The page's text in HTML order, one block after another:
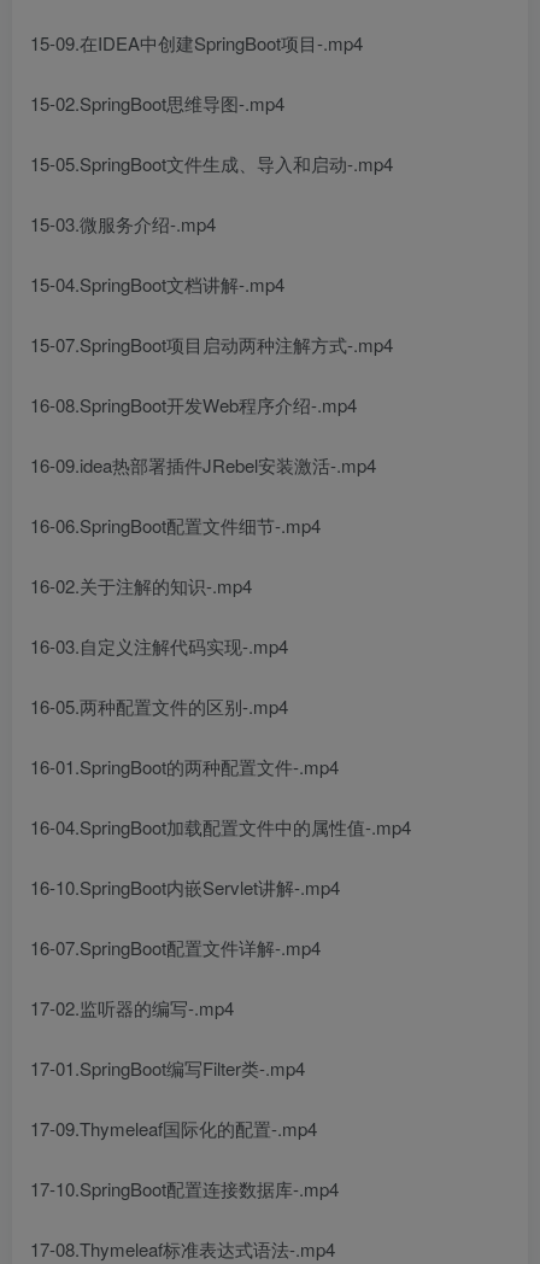
15-09.在IDEA中创建SpringBoot项目-.mp4
15-02.SpringBoot思维导图-.mp4
15-05.SpringBoot文件生成、导入和启动-.mp4
15-03.微服务介绍-.mp4
15-04.SpringBoot文档讲解-.mp4
15-07.SpringBoot项目启动两种注解方式-.mp4
16-08.SpringBoot开发Web程序介绍-.mp4
16-09.idea热部署插件JRebel安装激活-.mp4
16-06.SpringBoot配置文件细节-.mp4
16-02.关于注解的知识-.mp4
16-03.自定义注解代码实现-.mp4
16-05.两种配置文件的区别-.mp4
16-01.SpringBoot的两种配置文件-.mp4
16-04.SpringBoot加载配置文件中的属性值-.mp4
16-10.SpringBoot内嵌Servlet讲解-.mp4
16-07.SpringBoot配置文件详解-.mp4
17-02.监听器的编写-.mp4
17-01.SpringBoot编写Filter类-.mp4
17-09.Thymeleaf国际化的配置-.mp4
17-10.SpringBoot配置连接数据库-.mp4
17-08.Thymeleaf标准表达式语法-.mp4